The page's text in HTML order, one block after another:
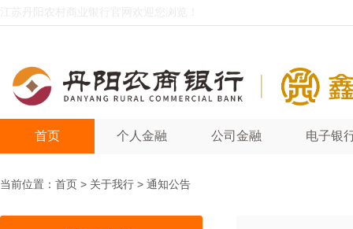
首页 个人金融 公司金融 电子银
当前位置： 首页 > 关于我行 > 通知公告